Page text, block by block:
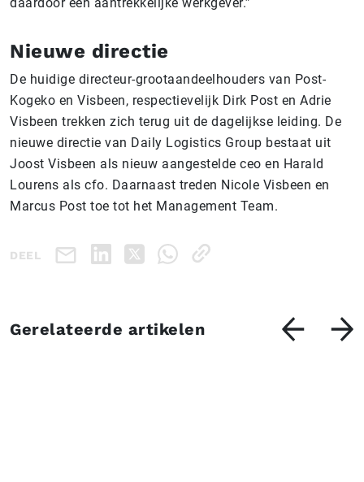
Nieuwe directie
De huidige directeur-grootaandeelhouders van Post-
Kogeko en Visbeen, respectievelijk Dirk Post en Adrie
Visbeen trekken zich terug uit de dagelijkse leiding. De
nieuwe directie van Daily Logistics Group bestaat uit
Joost Visbeen als nieuw aangestelde ceo en Harald
Lourens als cfo. Daarnaast treden Nicole Visbeen en
Marcus Post toe tot het Management Team.
DEEL
Gerelateerde artikelen